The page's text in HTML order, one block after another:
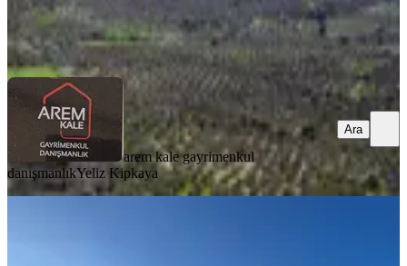
arem kale gayrimenkul danışmanlık Yeliz Kipkaya
Ara
arem kale gayrimenkul
danışmanlıkYeliz Kipkaya
Ara